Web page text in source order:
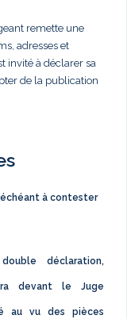
remette une
adresses et
invité à déclarer sa
de la publication
à contester
déclaration,
devant le Juge
au vu des pièces